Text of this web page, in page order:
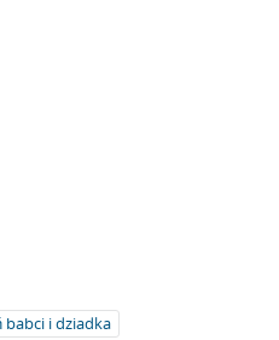
babci i dziadka